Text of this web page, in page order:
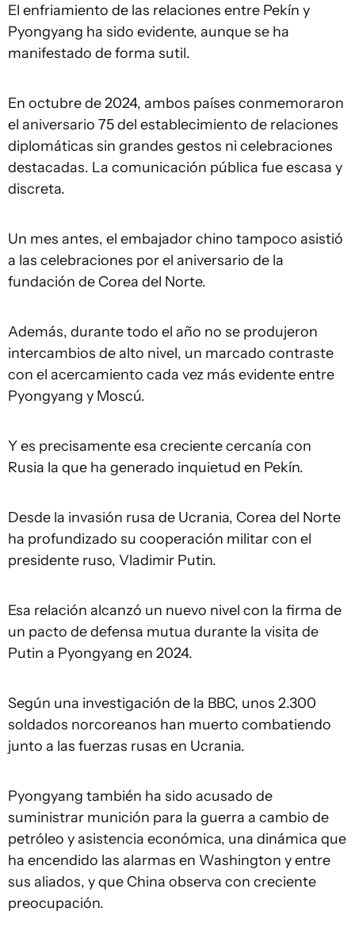
El enfriamiento de las relaciones entre Pekín y
Pyongyang ha sido evidente, aunque se ha
manifestado de forma sutil.
En octubre de 2024, ambos países conmemoraron
el aniversario 75 del establecimiento de relaciones
diplomáticas sin grandes gestos ni celebraciones
destacadas. La comunicación pública fue escasa y
discreta.
Un mes antes, el embajador chino tampoco asistió
a las celebraciones por el aniversario de la
fundación de Corea del Norte.
Además, durante todo el año no se produjeron
intercambios de alto nivel, un marcado contraste
con el acercamiento cada vez más evidente entre
Pyongyang y Moscú.
Y es precisamente esa creciente cercanía con
Rusia la que ha generado inquietud en Pekín.
Desde la invasión rusa de Ucrania, Corea del Norte
ha profundizado su cooperación militar con el
presidente ruso, Vladimir Putin.
Esa relación alcanzó un nuevo nivel con la firma de
un pacto de defensa mutua durante la visita de
Putin a Pyongyang en 2024.
Según una investigación de la BBC, unos 2.300
soldados norcoreanos han muerto combatiendo
junto a las fuerzas rusas en Ucrania.
Pyongyang también ha sido acusado de
suministrar munición para la guerra a cambio de
petróleo y asistencia económica, una dinámica que
ha encendido las alarmas en Washington y entre
sus aliados, y que China observa con creciente
preocupación.